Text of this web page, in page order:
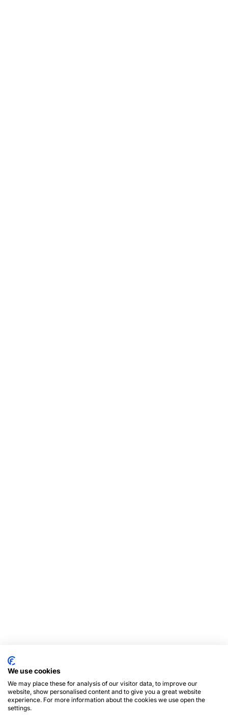
We use cookies
We may place these for analysis of our visitor data, to improve our
website, show personalised content and to give you a great website
experience. For more information about the cookies we use open the
settings.